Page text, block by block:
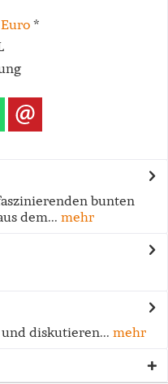
*
bunten
dem... mehr
diskutieren... mehr